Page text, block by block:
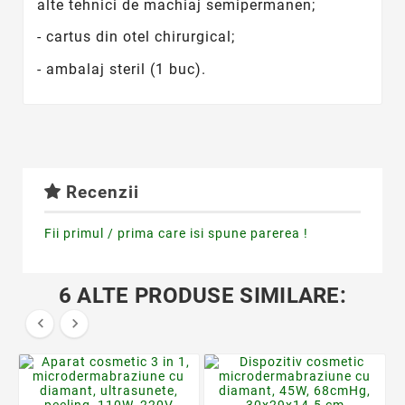
alte tehnici de machiaj semipermanen;
- cartus din otel chirurgical;
- ambalaj steril (1 buc).
Recenzii
Fii primul / prima care isi spune parerea !
6 ALTE PRODUSE SIMILARE:
 